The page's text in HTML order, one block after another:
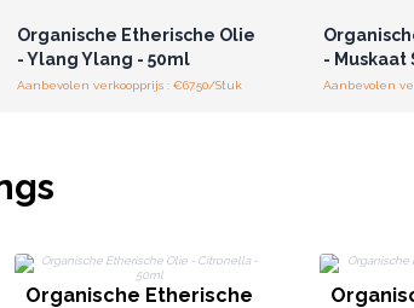
Organische Etherische Olie
- Ylang Ylang - 50ml
Aanbevolen verkoopprijs : €67.50/Stuk
- Muskaat
Aanbevolen
Organische Etherische